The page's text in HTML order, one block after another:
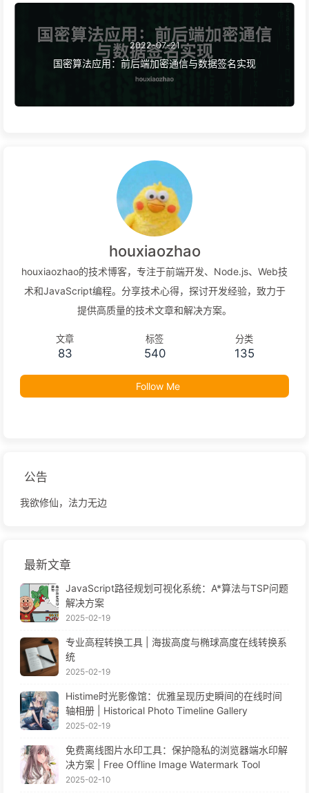
2022-07-21
国密算法应用：前后端加密通信与数据签名实现
houxiaozhao
houxiaozhao的技术博客，专注于前端开发、Node.js、Web技
术和JavaScript编程。分享技术心得，探讨开发经验，致力于
提供高质量的技术文章和解决方案。
文章
83
标签
540
分类
135
Follow Me
公告
我欲修仙，法力无边
最新文章
JavaScript路径规划可视化系统：A*算法与TSP问题
解决方案
2025-02-19
专业高程转换工具 | 海拔高度与椭球高度在线转换系
统
2025-02-19
Histime时光影像馆：优雅呈现历史瞬间的在线时间
轴相册 | Historical Photo Timeline Gallery
2025-02-19
免费离线图片水印工具：保护隐私的浏览器端水印解
决方案 | Free Offline Image Watermark Tool
2025-02-10